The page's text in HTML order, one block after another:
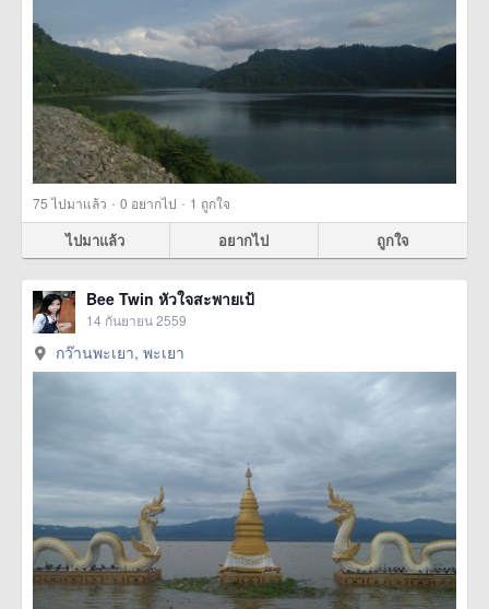
75ไปมาแล้ว · 0 อยากไป · 1 ถูกใจ
ไปมาแล้ว อยากไป ถูกใจ
Bee Twin หัวใจสะพายเป้
14 กันยายน 2559
กว๊านพะเยา, พะเยา